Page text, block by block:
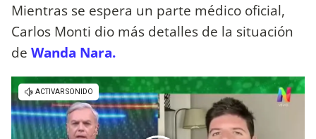
Mientras se espera un parte médico oficial,
Carlos Monti dio más detalles de la situación
de Wanda Nara.